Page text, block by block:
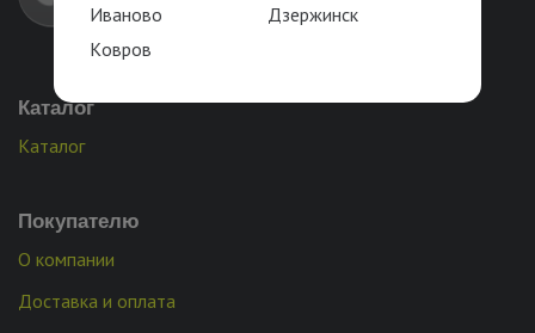
Каталог
Каталог
Покупателю
О компании
Доставка и оплата
Иваново
Дзержинск
Ковров